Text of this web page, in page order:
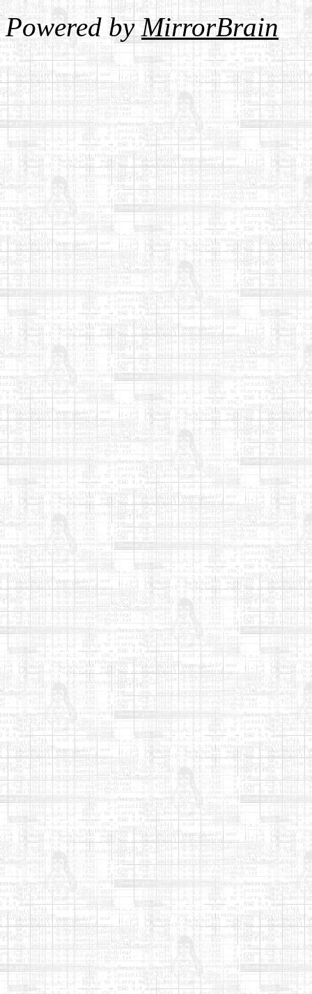
Powered byMirrorBrain